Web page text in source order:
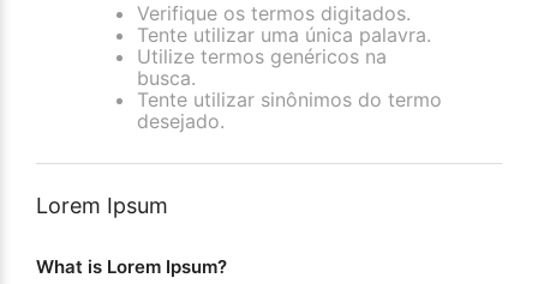
Verifique os termos digitados.
Tente utilizar uma única palavra.
Utilize termos genéricos na
busca.
Tente utilizar sinônimos do termo
desejado.
Lorem Ipsum
What is Lorem Ipsum?